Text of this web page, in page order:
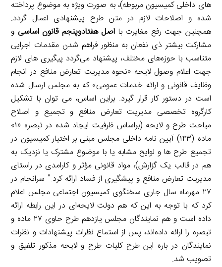
های داخلی کمیسیون مربوطه)، به صورت ویژه به موضوع پرداخته
شده و اصلاحات لازم در متن طرح پیشنهادی اعمال گردد.
همچنین جهت رفع مغایرت با اصل هفتادوپنجم قانون اساسی و
مشارکت بیشتر ذی نفعان به منظور فراهم شدن مقدمات اجرایی
متناسب با حوزه‌های مختلف، پیشنهاد می‌گردد پیگیری های لازم
جهت اعلام وصول لایحه «نحوه مدیریت تعارض منافع در انجام
وظایف قانونی و ارائه خدمات عمومی» که به مجلس ارسال شده
است در دستور کار قرار گیرد. براین اساس، می توان با تشکیل
کارگروه تخصصی مدیریت تعارض منافع و تجمیع و اصلاح
مباحث طرح و لایحه (براساس ظرفیت ایجاد شده در تبصره «۱»
ماده (۱۴۳) آیین نامه داخلی مجلس مبنی بر اختیار کمیسیون در
تجمیع طرح ها و لوایح مشابه یا با موضوع مشترک یا نزدیک به
هم در قالب یک گزارش)، مواد قانونی مؤثر و کارامدی در راستای
مدیریت تعارض منافع و پیشگیری از فساد ارائه کرد.” سرانجام در
۲۷ مهرماه سال جاری سخنگوی کمیسیون اجتماعی مجلس اعلام
کرد که با توجه به این که هم دولت لایحه‌ای در این رابطه ارائه
داده است و هم نمایندگان مجلس یازدهم طرح حاوی ۲۷ ماده و
تبصره را ارائه داده‌اند، پس از استماع نظرات پیشنهادات و نظرات
نمایندگان در باره این طرح کلیات طرح و لایحه مذکور تلفیق و
تصویب شد.